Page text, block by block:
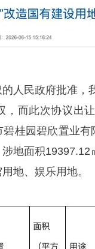
人民政府批准，
，而此次协议出
桂园碧欣置业
地面积
地、娱乐用地。